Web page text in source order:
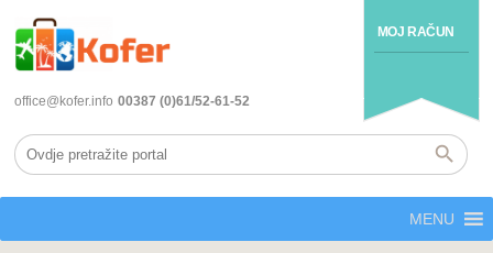
MOJ RAČUN
office@kofer.info 00387 (0)61/52-61-52
MENU